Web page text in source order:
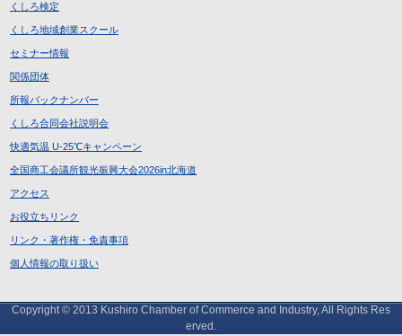
くしろ検定
くしろ地域創業スクール
セミナー情報
関係団体
所報バックナンバー
くしろ合同会社説明会
快適気温 U-25℃キャンペーン
全国商工会議所観光振興大会2026in北海道
アクセス
お役立ちリンク
リンク・著作権・免責事項
個人情報の取り扱い
Copyright © 2013 Kushiro Chamber of Commerce and Industry, All Rights Res
erved.